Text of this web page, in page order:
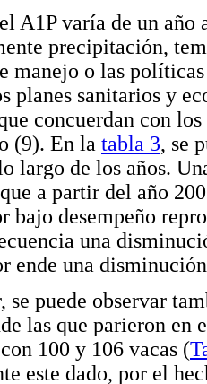
A1P varía de un año
precipitación,
manejo o las
planes sanitarios y
concuerdan con
(9). En la tabla 3, se
largo de los años.
a partir del año
bajo desempeño
una
ende una
se puede observar
las que parieron en
100 y 106 vacas (
este dado, por el